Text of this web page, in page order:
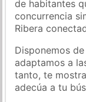
de habitantes
concurrencia
Ribera
Disponemos de
adaptamos a
tanto, te
adecúa a tu